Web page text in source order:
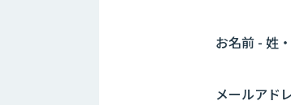
お名前 - 姓
メールアド